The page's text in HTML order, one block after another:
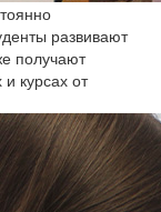
развивают
получают
курсах от